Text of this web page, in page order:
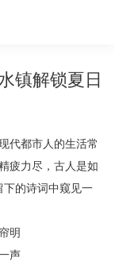
镇解锁夏日
代都市人的生活常
疲力尽，古人是如
下的诗词中窥见一
明
声